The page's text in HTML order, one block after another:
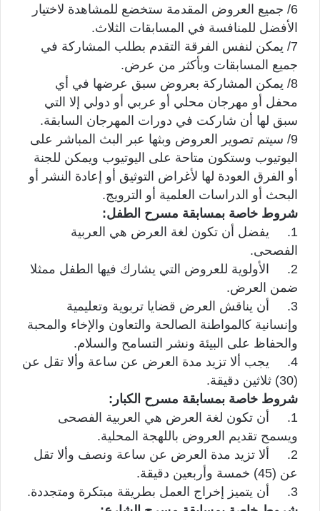
6/ جميع العروض المقدمة ستخضع للمشاهدة لاختيار
الأفضل للمنافسة في المسابقات الثلاث.
7/ يمكن لنفس الفرقة التقدم بطلب المشاركة في
جميع المسابقات وبأكثر من عرض.
8/ يمكن المشاركة بعروض سبق عرضها في أي
محفل أو مهرجان محلي أو عربي أو دولي إلا التي
سبق لها أن شاركت في دورات المهرجان السابقة.
9/ سيتم تصوير العروض وبثها عبر البث المباشر على
اليوتيوب وستكون متاحة على اليوتيوب ويمكن للجنة
أو الفرق العودة لها لأغراض التوثيق أو إعادة النشر أو
البحث أو الدراسات العلمية أو الترويج.
شروط خاصة بمسابقة مسرح الطفل:
1. يفضل أن تكون لغة العرض هي العربية
الفصحى.
2. الأولوية للعروض التي يشارك فيها الطفل ممثلا
ضمن العرض.
3. أن يناقش العرض قضايا تربوية وتعليمية
وإنسانية كالمواطنة الصالحة والتعاون والإخاء والمحبة
والحفاظ على البيئة ونشر التسامح والسلام.
4. يجب ألا تزيد مدة العرض عن ساعة وألا تقل عن
(30) ثلاثين دقيقة.
شروط خاصة بمسابقة مسرح الكبار:
1. أن تكون لغة العرض هي العربية الفصحى
ويسمح تقديم العروض باللهجة المحلية.
2. ألا تزيد مدة العرض عن ساعة ونصف وألا تقل
عن (45) خمسة وأربعين دقيقة.
3. أن يتميز إخراج العمل بطريقة مبتكرة ومتجددة.